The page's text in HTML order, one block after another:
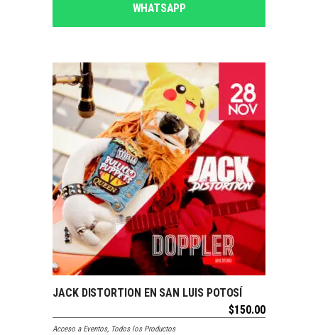
WHATSAPP
SOLDOUTLEER MÁS
JACK DISTORTION EN SAN LUIS POTOSÍ
$150.00
Acceso a Eventos, Todos los Productos